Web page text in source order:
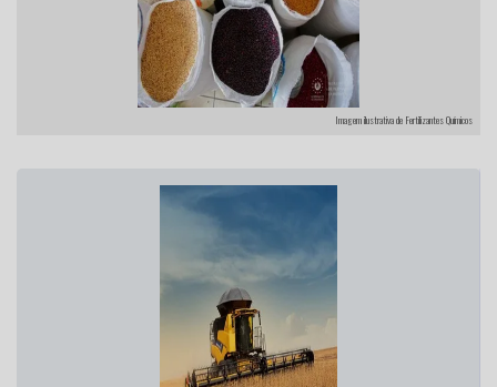
Imagem ilustrativa de Fertilizantes Químicos